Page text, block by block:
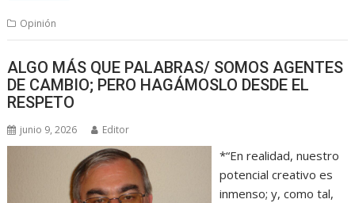
Opinión
ALGO MÁS QUE PALABRAS/ SOMOS AGENTES
DE CAMBIO; PERO HAGÁMOSLO DESDE EL
RESPETO
junio 9, 2026 Editor
*“En realidad, nuestro
potencial creativo es
inmenso; y, como tal,